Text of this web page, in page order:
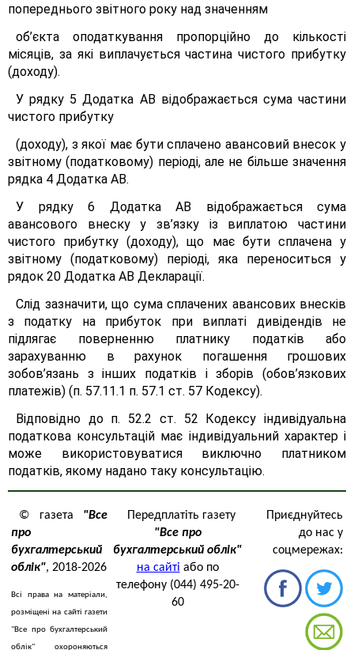
попереднього звітного року над значенням
об’єкта оподаткування пропорційно до кількості
місяців, за які виплачується частина чистого прибутку
(доходу).
У рядку 5 Додатка АВ відображається сума частини
чистого прибутку
(доходу), з якої має бути сплачено авансовий внесок у
звітному (податковому) періоді, але не більше значення
рядка 4 Додатка АВ.
У рядку 6 Додатка АВ відображається сума
авансового внеску у зв’язку із виплатою частини
чистого прибутку (доходу), що має бути сплачена у
звітному (податковому) періоді, яка переноситься у
рядок 20 Додатка АВ Декларації.
Слід зазначити, що сума сплачених авансових внесків
з податку на прибуток при виплаті дивідендів не
підлягає поверненню платнику податків або
зарахуванню в рахунок погашення грошових
зобов’язань з інших податків і зборів (обов’язкових
платежів) (п. 57.11.1 п. 57.1 ст. 57 Кодексу).
Відповідно до п. 52.2 ст. 52 Кодексу індивідуальна
податкова консультацій має індивідуальний характер і
може використовуватися виключно платником
податків, якому надано таку консультацію.
© газета "Все
про
бухгалтерський
облік", 2018-2026
Всі права на матеріали,
розміщені на сайті газети
"Все про бухгалтерський
облік" охороняються
Передплатіть газету
"Все про
бухгалтерський облік"
на сайті або по
телефону (044) 495-20-
60
Приєднуйтесь
до нас у
соцмережах: